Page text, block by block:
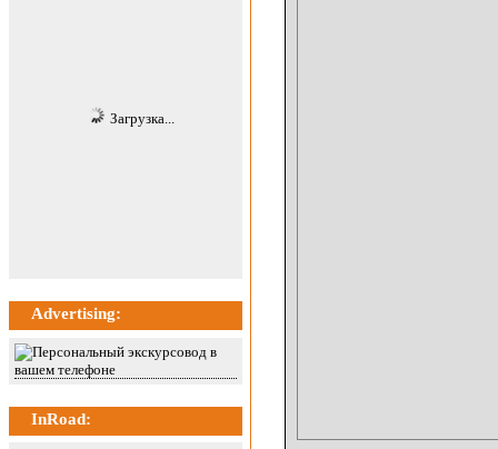
Загрузка...
Advertising:
InRoad: